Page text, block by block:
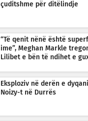
çuditshme për ditëlindje
“Të qenit nënë është
ime”, Meghan Markle
Lilibet e bën të ndihet e
Eksploziv në derën e
Noizy-t në Durrës